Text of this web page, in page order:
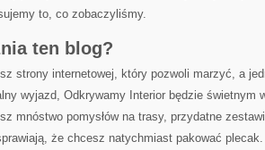
to, co zobaczyliśmy.
ten blog?
strony internetowej, który pozwoli marzyć, a
wyjazd, Odkrywamy Interior będzie świetnym
mnóstwo pomysłów na trasy, przydatne
że chcesz natychmiast pakować plecak.